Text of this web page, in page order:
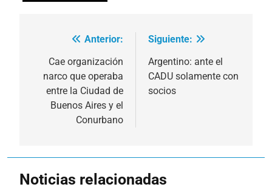
Navegación
entradas
Anterior:
Cae organización
narco que operaba
entre la Ciudad de
Buenos Aires y el
Conurbano
Siguiente:
Argentino: ante el
CADU solamente con
socios
Noticias relacionadas